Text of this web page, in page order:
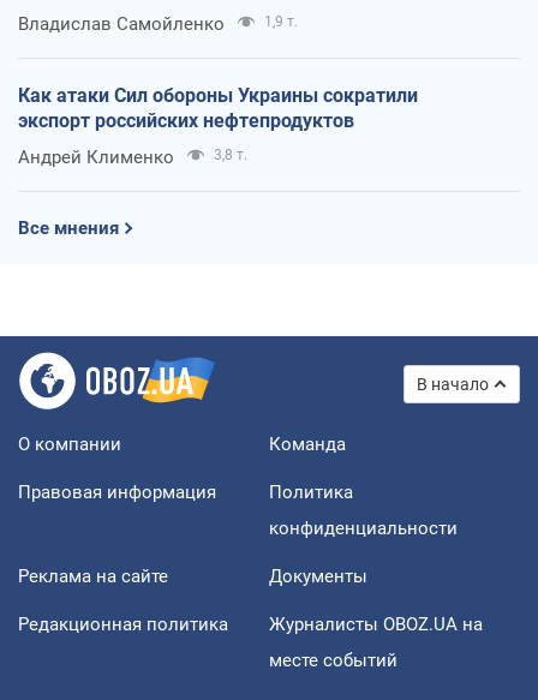
Владислав Самойленко 1,9 т.
Как атаки Сил обороны Украины сократили
экспорт российских нефтепродуктов
Андрей Клименко 3,8 т.
Все мнения
В начало
О компании Команда
Правовая информация
Политика
конфиденциальности
Реклама на сайте Документы
Редакционная политика
Журналисты OBOZ.UA на
месте событий